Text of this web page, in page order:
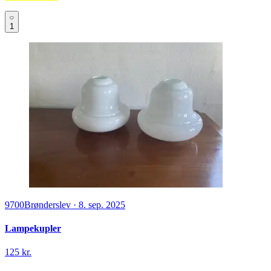
1
9700Brønderslev · 8. sep. 2025
Lampekupler
125 kr.